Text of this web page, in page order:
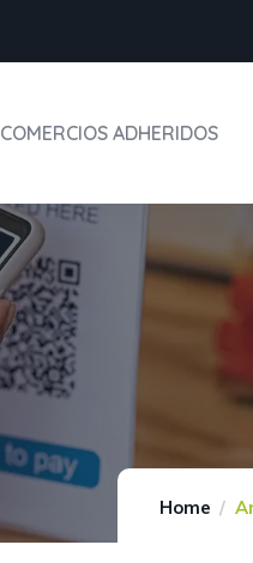
COMERCIOS ADHERIDOS
Home